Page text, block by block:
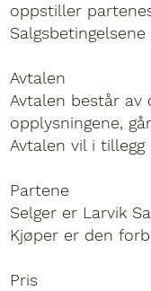
oppstiller
Avtalen
Avtalen består av
opplysningene,
Avtalen vil i
Partene
Selger er Larvik
Kjøper er den
Pris